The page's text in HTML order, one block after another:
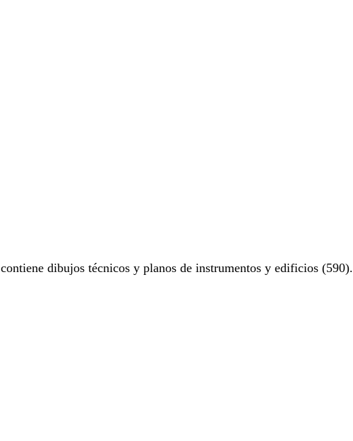
contiene dibujos técnicos y planos de instrumentos y edificios (590).